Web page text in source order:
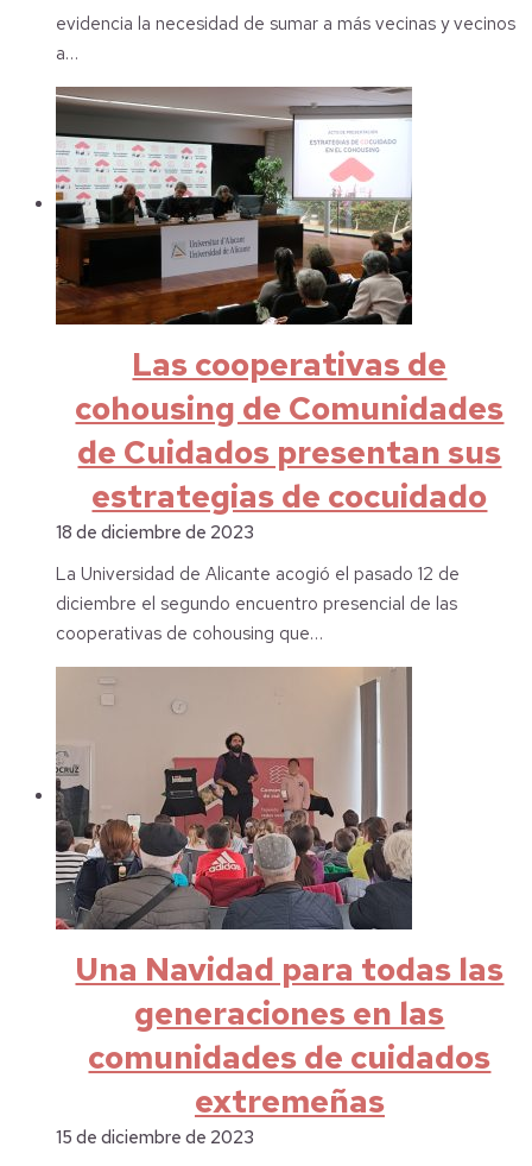
evidencia la necesidad de sumar a más vecinas y vecinos
a…
Las cooperativas de
cohousing de Comunidades
de Cuidados presentan sus
estrategias de cocuidado
18 de diciembre de 2023
La Universidad de Alicante acogió el pasado 12 de
diciembre el segundo encuentro presencial de las
cooperativas de cohousing que…
Una Navidad para todas las
generaciones en las
comunidades de cuidados
extremeñas
15 de diciembre de 2023